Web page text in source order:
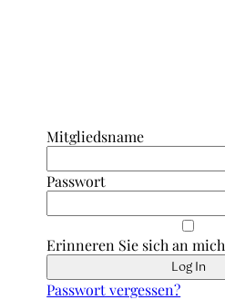
Mitgliedsname
Passwort
Erinneren Sie sich an mich
Passwort vergessen?